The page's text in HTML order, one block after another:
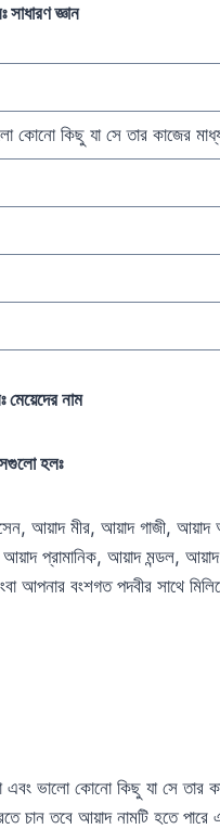
জ্ঞান
কোনো কিছু যা সে তার কাজের
মেয়েদের নাম
হলঃ
আয়াদ মীর, আয়াদ গাজী,
প্রামানিক, আয়াদ মন্ডল,
আপনার বংশগত পদবীর সাথে
ভালো কোনো কিছু যা সে তার
চান তবে আয়াদ নামটি হতে